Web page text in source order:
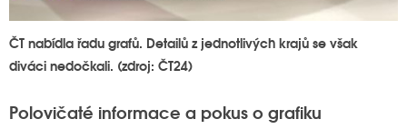
ČT nabídla řadu grafů. Detailů z jednotlivých krajů se však
diváci nedočkali. (zdroj: ČT24)
Polovičaté informace a pokus o grafiku